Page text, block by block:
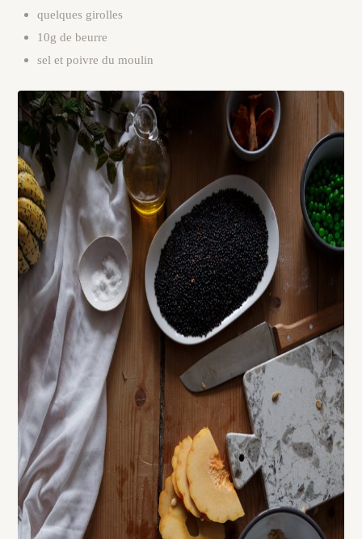
quelques girolles
10g de beurre
sel et poivre du moulin